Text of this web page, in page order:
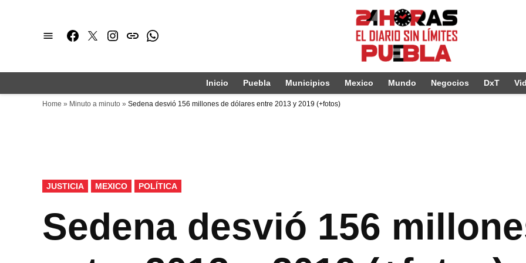
Facebook
TwitterInstagram
issuuWhatsapp
Inicio Puebla Municipios Mexico Mundo Negocios DxT
Home » Minuto a minuto » Sedena desvió 156 millones de dólares entre 2013 y 2019 (+fotos)
PUBLICADO
EN
JUSTICIA MEXICO POLÍTICA
Sedena desvió 156